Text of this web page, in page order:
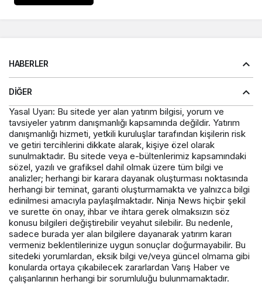
HABERLER
DIĞER
Yasal Uyarı: Bu sitede yer alan yatırım bilgisi, yorum ve
tavsiyeler yatırım danışmanlığı kapsamında değildir. Yatırım
danışmanlığı hizmeti, yetkili kuruluşlar tarafından kişilerin risk
ve getiri tercihlerini dikkate alarak, kişiye özel olarak
sunulmaktadır. Bu sitede veya e-bültenlerimiz kapsamındaki
sözel, yazılı ve grafiksel dahil olmak üzere tüm bilgi ve
analizler; herhangi bir karara dayanak oluşturması noktasında
herhangi bir teminat, garanti oluşturmamakta ve yalnızca bilgi
edinilmesi amacıyla paylaşılmaktadır. Ninja News hiçbir şekil
ve surette ön onay, ihbar ve ihtara gerek olmaksızın söz
konusu bilgileri değiştirebilir veyahut silebilir. Bu nedenle,
sadece burada yer alan bilgilere dayanarak yatırım kararı
vermeniz beklentilerinize uygun sonuçlar doğurmayabilir. Bu
sitedeki yorumlardan, eksik bilgi ve/veya güncel olmama gibi
konularda ortaya çıkabilecek zararlardan Varış Haber ve
çalışanlarının herhangi bir sorumluluğu bulunmamaktadır.